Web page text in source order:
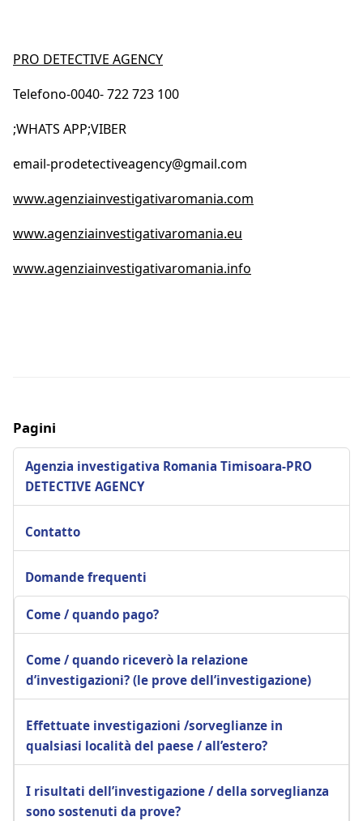
PRO DETECTIVE AGENCY
Telefono-0040- 722 723 100
;WHATS APP;VIBER
email-prodetectiveagency@gmail.com
www.agenziainvestigativaromania.com
www.agenziainvestigativaromania.eu
www.agenziainvestigativaromania.info
Pagini
Agenzia investigativa Romania Timisoara-PRO
DETECTIVE AGENCY
Contatto
Domande frequenti
Come / quando pago?
Come / quando riceverò la relazione
d’investigazioni? (le prove dell’investigazione)
Effettuate investigazioni /sorveglianze in
qualsiasi località del paese / all’estero?
I risultati dell’investigazione / della sorveglianza
sono sostenuti da prove?